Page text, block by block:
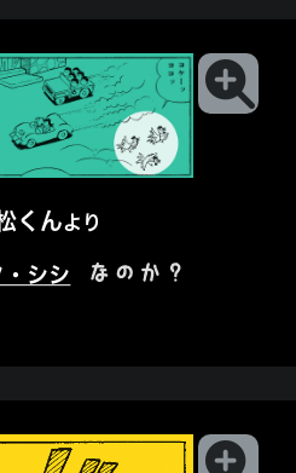
くんより
・シシ なのか？